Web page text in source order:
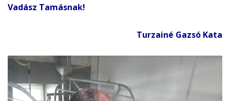
Vadász Tamásnak!
Turzainé Gazsó Kata